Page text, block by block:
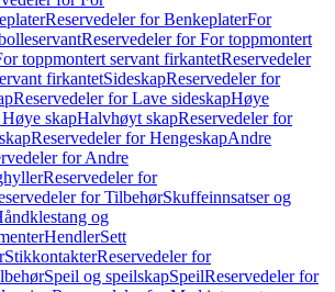
Reservedeler for BenkeplaterFor
Reservedeler for For toppmontert
toppmontert servant firkantetReservedeler
firkantetSideskapReservedeler for
Reservedeler for Lave sideskapHøye
skapHalvhøyt skapReservedeler for
Reservedeler for HengeskapAndre
for Andre
Reservedeler for
for TilbehørSkuffeinnsatser og
og
HendlerSett
StikkontakterReservedeler for
Speil og speilskapSpeilReservedeler for